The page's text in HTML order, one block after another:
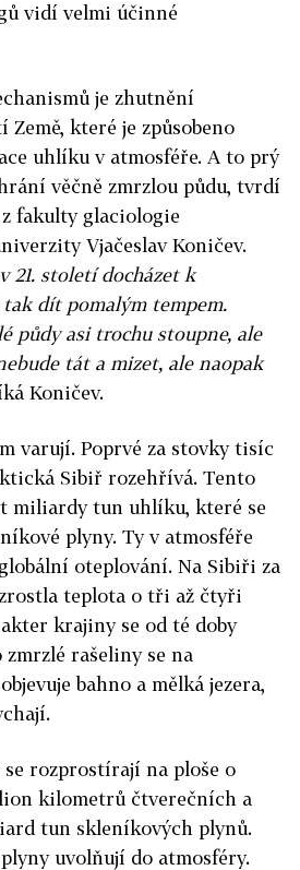
vidí velmi účinné
je zhutnění
které je způsobeno
uhlíku v atmosféře. A to prý
věčně zmrzlou půdu, tvrdí
fakulty glaciologie
Vjačeslav Koničev.
21. století docházet k
dít pomalým tempem.
půdy asi trochu stoupne, ale
tát a mizet, ale naopak
Koničev.
varují. Poprvé za stovky tisíc
Sibiř rozehřívá. Tento
miliardy tun uhlíku, které se
plyny. Ty v atmosféře
oteplování. Na Sibiři za
teplota o tři až čtyři
krajiny se od té doby
rašeliny se na
bahno a mělká jezera,
rozprostírají na ploše o
kilometrů čtverečních a
tun skleníkových plynů.
uvolňují do atmosféry.